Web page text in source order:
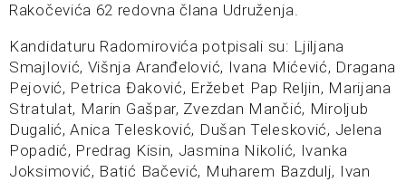
Rakočevića 62 redovna člana Udruženja.
Kandidaturu Radomirovića potpisali su: Ljiljana
Smajlović, Višnja Aranđelović, Ivana Mićević, Dragana
Pejović, Petrica Đaković, Eržebet Pap Reljin, Marijana
Stratulat, Marin Gašpar, Zvezdan Mančić, Miroljub
Dugalić, Anica Telesković, Dušan Telesković, Jelena
Popadić, Predrag Kisin, Jasmina Nikolić, Ivanka
Joksimović, Batić Bačević, Muharem Bazdulj, Ivan